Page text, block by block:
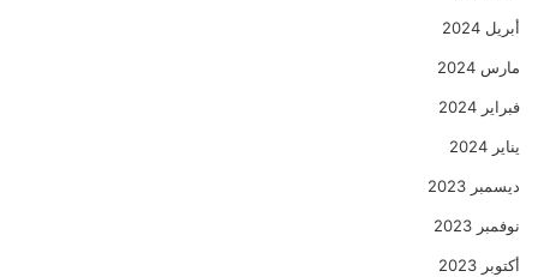
أبريل 2024
مارس 2024
فبراير 2024
يناير 2024
ديسمبر 2023
نوفمبر 2023
أكتوبر 2023